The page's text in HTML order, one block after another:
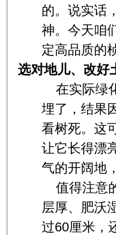
的。说实话
神。今天咱
定高品质的
选对地儿、改好
在实际绿
埋了，结果
看树死。这
让它长得漂
气的开阔地
值得注意
层厚、肥沃
过60厘米，